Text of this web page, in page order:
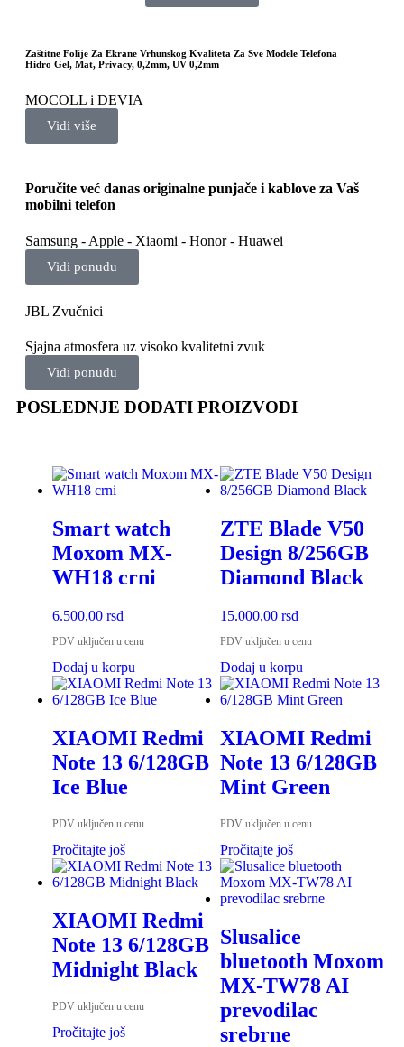
Zaštitne Folije Za Ekrane Vrhunskog Kvaliteta Za Sve Modele Telefona
Hidro Gel, Mat, Privacy, 0,2mm, UV 0,2mm
MOCOLL i DEVIA
Vidi više
Poručite već danas originalne punjače i kablove za Vaš
mobilni telefon
Samsung - Apple - Xiaomi - Honor - Huawei
Vidi ponudu
JBL Zvučnici
Sjajna atmosfera uz visoko kvalitetni zvuk
Vidi ponudu
POSLEDNJE DODATI PROIZVODI
Smart watch
Moxom MX-
WH18 crni
6.500,00 rsd
PDV uključen u cenu
Dodaj u korpu
ZTE Blade V50
Design 8/256GB
Diamond Black
15.000,00 rsd
PDV uključen u cenu
Dodaj u korpu
XIAOMI Redmi
Note 13 6/128GB
Ice Blue
PDV uključen u cenu
Pročitajte još
XIAOMI Redmi
Note 13 6/128GB
Mint Green
PDV uključen u cenu
Pročitajte još
XIAOMI Redmi
Note 13 6/128GB
Midnight Black
PDV uključen u cenu
Pročitajte još
Slusalice
bluetooth Moxom
MX-TW78 AI
prevodilac
srebrne